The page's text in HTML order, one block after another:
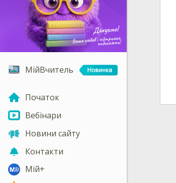
МійВчитель
Початок
Вебінари
Новини сайту
Контакти
Мій+